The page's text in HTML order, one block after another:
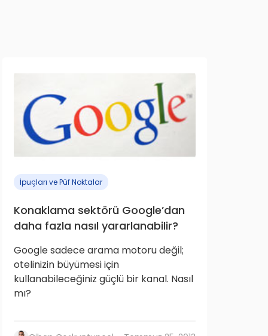
İpuçları ve Püf Noktalar
Konaklama sektörü Google’dan
daha fazla nasıl yararlanabilir?
Google sadece arama motoru değil;
otelinizin büyümesi için
kullanabileceğiniz güçlü bir kanal. Nasıl
mı?